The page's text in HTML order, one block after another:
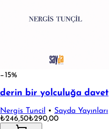
−15%
derin bir yolculuğa davet
Nergis Tuncil • Sayda Yayınları
₺246,50₺290,00